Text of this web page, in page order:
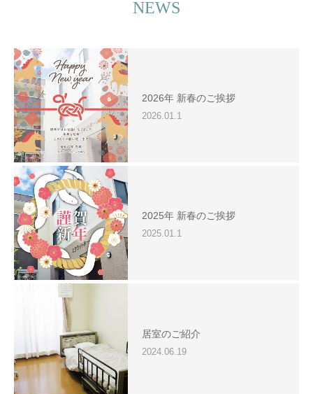
NEWS
2026年 新春のご挨拶
2026.01.1
2025年 新春のご挨拶
2025.01.1
居室のご紹介
2024.06.19